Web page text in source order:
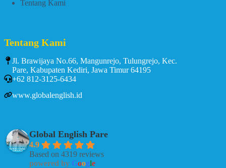
Tentang Kami
Tentang Kami
Jl. Brawijaya No.66, Mangunrejo, Tulungrejo, Kec.
Pare, Kabupaten Kediri, Jawa Timur 64195
+62 812-3125-6434
www.globalenglish.id
Global English Pare
4.9
Based on 4319 reviews
powered by Google